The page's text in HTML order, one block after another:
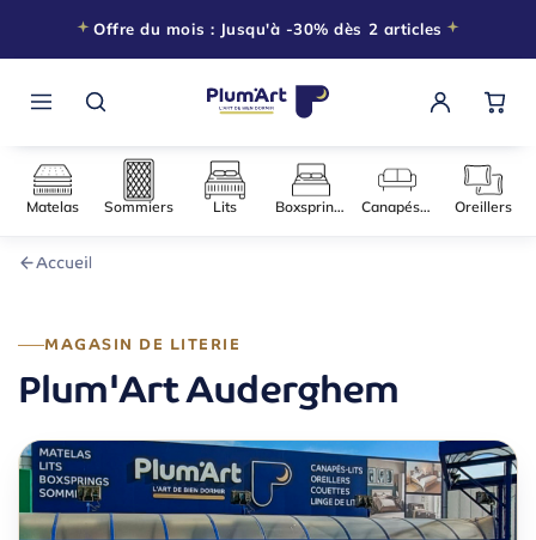
Offre du mois : Jusqu'à -30% dès 2 articles
Matelas
Accueil
MAGASIN DE LITERIE
Plum'Art Auderghem